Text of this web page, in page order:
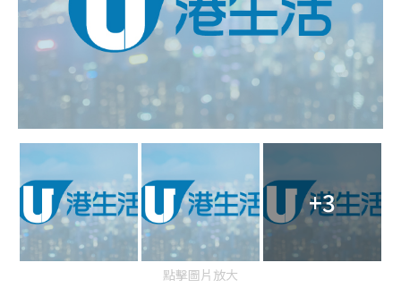
+3
點擊圖片放大